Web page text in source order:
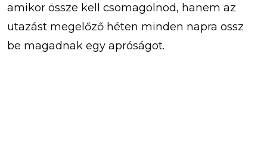
amikor össze kell csomagolnod, hanem az
utazást megelőző héten minden napra ossz
be magadnak egy apróságot.